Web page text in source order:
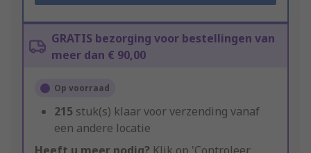
GRATIS bezorging voor bestellingen van
meer dan € 90,00
Op voorraad
215 stuk(s) klaar voor verzending vanaf
een andere locatie